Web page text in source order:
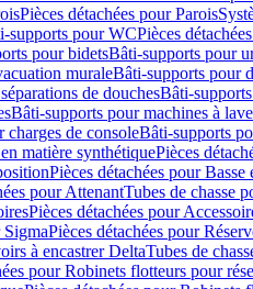
Pièces détachées pour Parois
supports pour WCPièces
pour bidetsBâti-supports pour
muraleBâti-supports pour
de douchesBâti-
Bâti-supports pour machines à
charges de consoleBâti-supports
matière synthétiquePièces
Pièces détachées pour
pour AttenantTubes de chasse
Pièces détachées pour
SigmaPièces détachées pour
à encastrer DeltaTubes de
pour Robinets flotteurs pour